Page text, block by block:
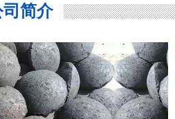
司简介